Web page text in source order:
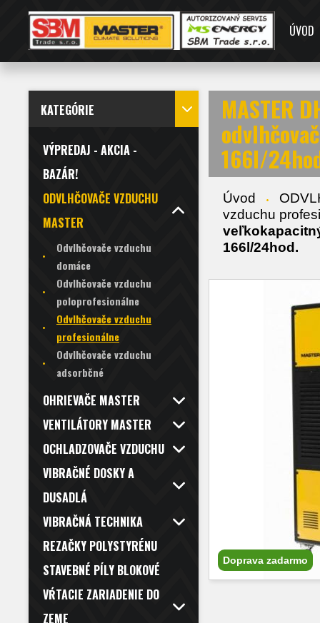
ÚVOD
KATEGÓRIE
VÝPREDAJ - AKCIA -
BAZÁR!
ODVLHČOVAČE VZDUCHU
MASTER
Odvlhčovače vzduchu
domáce
Odvlhčovače vzduchu
poloprofesionálne
Odvlhčovače vzduchu
profesionálne
Odvlhčovače vzduchu
adsorbčné
OHRIEVAČE MASTER
VENTILÁTORY MASTER
OCHLADZOVAČE VZDUCHU
VIBRAČNÉ DOSKY A
DUSADLÁ
VIBRAČNÁ TECHNIKA
REZAČKY POLYSTYRÉNU
STAVEBNÉ PÍLY BLOKOVÉ
VŔTACIE ZARIADENIE DO
ZEME
MASTER
166l/
Úvod
vzduchu
166l/24hod.
Doprava zadarmo